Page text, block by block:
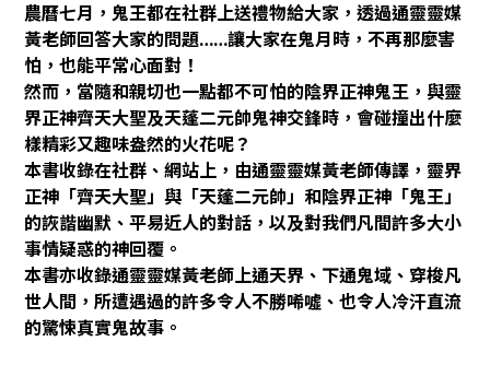
農曆七月，鬼王都在社群上送禮物給大家，透過通靈靈媒
黃老師回答大家的問題……讓大家在鬼月時，不再那麼害
怕，也能平常心面對！
然而，當隨和親切也一點都不可怕的陰界正神鬼王，與靈
界正神齊天大聖及天蓬二元帥鬼神交鋒時，會碰撞出什麼
樣精彩又趣味盎然的火花呢？
本書收錄在社群、網站上，由通靈靈媒黃老師傳譯，靈界
正神「齊天大聖」與「天蓬二元帥」和陰界正神「鬼王」
的詼諧幽默、平易近人的對話，以及對我們凡間許多大小
事情疑惑的神回覆。
本書亦收錄通靈靈媒黃老師上通天界、下通鬼域、穿梭凡
世人間，所遭遇過的許多令人不勝唏噓、也令人冷汗直流
的驚悚真實鬼故事。